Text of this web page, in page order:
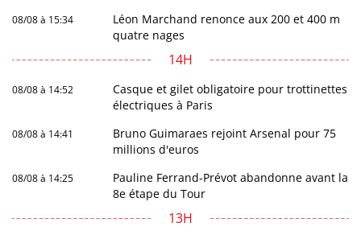
08/08 à 15:34
Léon Marchand renonce aux 200 et 400 m
quatre nages
14H
08/08 à 14:52
Casque et gilet obligatoire pour trottinettes
électriques à Paris
08/08 à 14:41
Bruno Guimaraes rejoint Arsenal pour 75
millions d'euros
08/08 à 14:25
Pauline Ferrand-Prévot abandonne avant la
8e étape du Tour
13H